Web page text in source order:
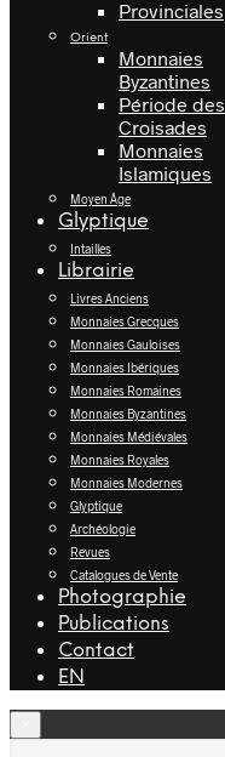
Provinciales
Orient
Monnaies
Byzantines
Période des
Croisades
Monnaies
Islamiques
Moyen Âge
Glyptique
Intailles
Librairie
Livres Anciens
Monnaies Grecques
Monnaies Gauloises
Monnaies Ibériques
Monnaies Romaines
Monnaies Byzantines
Monnaies Médiévales
Monnaies Royales
Monnaies Modernes
Glyptique
Archéologie
Revues
Catalogues de Vente
Photographie
Publications
Contact
EN